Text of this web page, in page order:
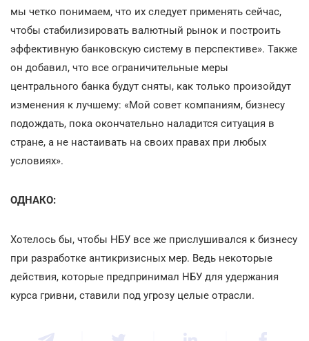
мы четко понимаем, что их следует применять сейчас,
чтобы стабилизировать валютный рынок и построить
эффективную банковскую систему в перспективе». Также
он добавил, что все ограничительные меры
центрального банка будут сняты, как только произойдут
изменения к лучшему: «Мой совет компаниям, бизнесу
подождать, пока окончательно наладится ситуация в
стране, а не настаивать на своих правах при любых
условиях».
ОДНАКО:
Хотелось бы, чтобы НБУ все же прислушивался к бизнесу
при разработке антикризисных мер. Ведь некоторые
действия, которые предпринимал НБУ для удержания
курса гривни, ставили под угрозу целые отрасли.